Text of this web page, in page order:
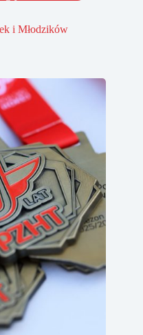
i Młodzików